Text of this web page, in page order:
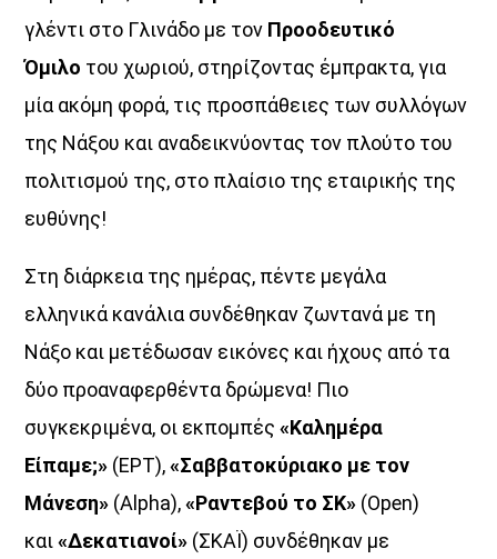
γλέντι στο Γλινάδο με τον Προοδευτικό
Όμιλο του χωριού, στηρίζοντας έμπρακτα, για
μία ακόμη φορά, τις προσπάθειες των συλλόγων
της Νάξου και αναδεικνύοντας τον πλούτο του
πολιτισμού της, στο πλαίσιο της εταιρικής της
ευθύνης!
Στη διάρκεια της ημέρας, πέντε μεγάλα
ελληνικά κανάλια συνδέθηκαν ζωντανά με τη
Νάξο και μετέδωσαν εικόνες και ήχους από τα
δύο προαναφερθέντα δρώμενα! Πιο
συγκεκριμένα, οι εκπομπές«Καλημέρα
Είπαμε;» (ΕΡΤ),«Σαββατοκύριακο με τον
Μάνεση» (Alpha),«Ραντεβού το ΣΚ» (Open)
και«Δεκατιανοί» (ΣΚΑΪ) συνδέθηκαν με